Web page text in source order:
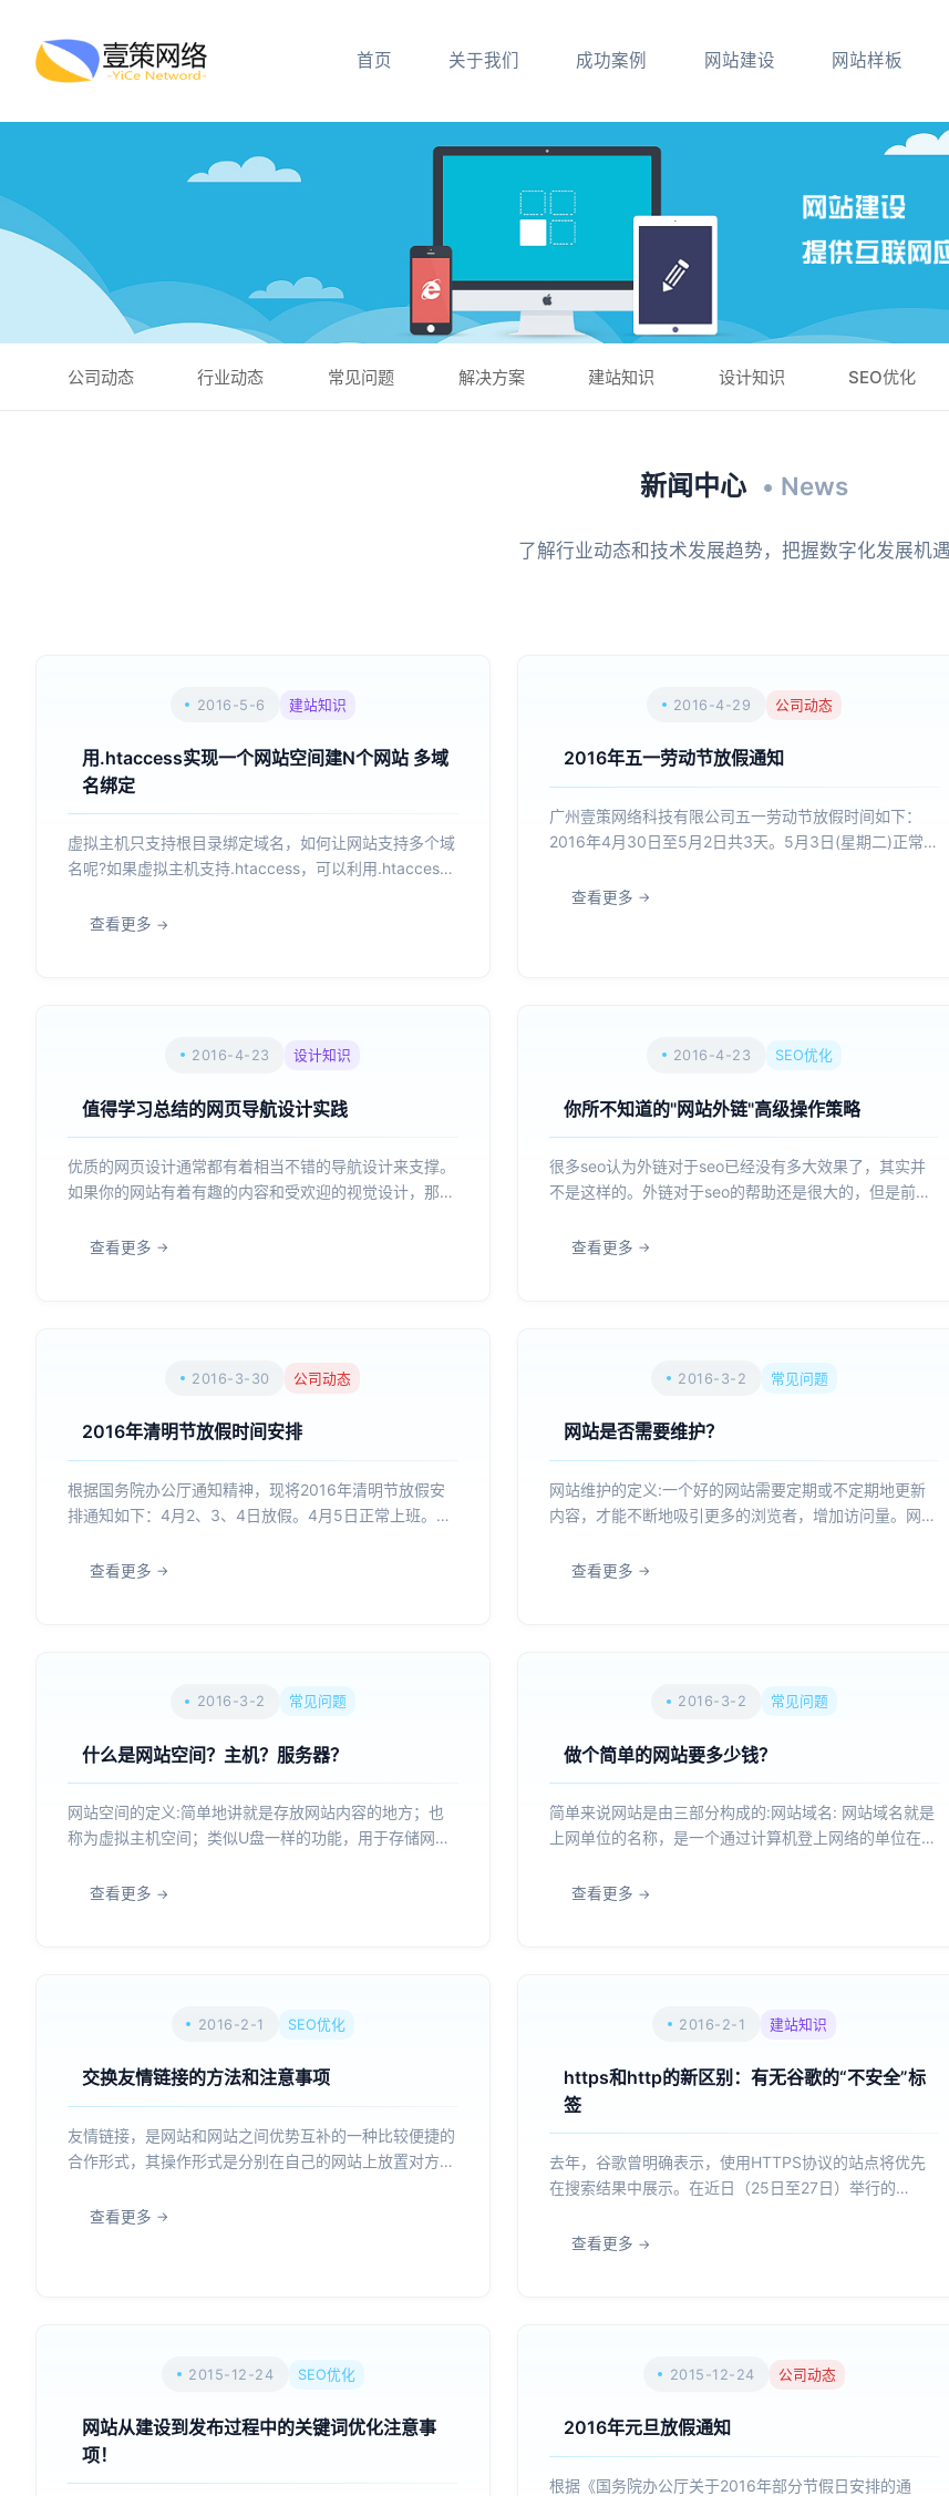
首页 关于我们 成功案例 网站建设 网站样板
公司动态 行业动态 常见问题 解决方案 建站知识 设计知识 SEO优化
新闻中心 • News
了解行业动态和技术发展趋势，把握数字化发展机遇
2016-5-6 建站知识
用.htaccess实现一个网站空间建N个网站 多域
名绑定
虚拟主机只支持根目录绑定域名，如何让网站支持多个域
名呢?如果虚拟主机支持.htaccess，可以利用.htacces实
建立多个网站。以独立IP虚拟主机为例：一、将域名做一
查看更多
2016-4-29 公司动态
2016年五一劳动节放假通知
广州壹策网络科技有限公司五一劳动节放假时间如下：
2016年4月30日至5月2日共3天。5月3日(星期二)正常上
值班接听...
查看更多
2016-4-23 设计知识
值得学习总结的网页导航设计实践
优质的网页设计通常都有着相当不错的导航设计来支撑。
如果你的网站有着有趣的内容和受欢迎的视觉设计，那么
和易用一直是高效交互的核心，也是激发创意、创造高效
查看更多
2016-4-23 SEO优化
你所不知道的"网站外链"高级操作策略
很多seo认为外链对于seo已经没有多大效果了，其实并
不是这样的。外链对于seo的帮助还是很大的，但是前提
他网站在自己的网站发布外链，因此导致好的外链资源越
查看更多
2016-3-30 公司动态
2016年清明节放假时间安排
根据国务院办公厅通知精神，现将2016年清明节放假安
排通知如下：4月2、3、4日放假。4月5日正常上班。广
查看更多
2016-3-2 常见问题
网站是否需要维护？
网站维护的定义:一个好的网站需要定期或不定期地更新
内容，才能不断地吸引更多的浏览者，增加访问量。网站
网站维护包括:服务器维护: 计算机在使用中常会出现一些
查看更多
2016-3-2 常见问题
什么是网站空间？主机？服务器？
网站空间的定义:简单地讲就是存放网站内容的地方；也
称为虚拟主机空间；类似U盘一样的功能，用于存储网站
90%以上的企业网站都采取这种形式，主要是空间提供商
查看更多
2016-3-2 常见问题
做个简单的网站要多少钱？
简单来说网站是由三部分构成的:网站域名: 网站域名就是
上网单位的名称，是一个通过计算机登上网络的单位在该
器，用于存储网站程序及资料，并提供网站程序运行所需
查看更多
2016-2-1 SEO优化
交换友情链接的方法和注意事项
友情链接，是网站和网站之间优势互补的一种比较便捷的
合作形式，其操作形式是分别在自己的网站上放置对方网
目的，因此常作为一种网站推广基本手段。 一、友情链
查看更多
2016-2-1 建站知识
https和http的新区别：有无谷歌的“不安全”标
签
去年，谷歌曾明确表示，使用HTTPS协议的站点将优先
在搜索结果中展示。在近日（25日至27日）举行的
点的地位：打算给未使用HTTPS协议的站点（即HTTP站
查看更多
2015-12-24 SEO优化
网站从建设到发布过程中的关键词优化注意事
项！
2015-12-24 公司动态
2016年元旦放假通知
根据《国务院办公厅关于2016年部分节假日安排的通